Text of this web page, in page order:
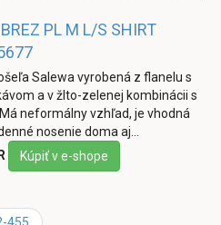
PL M L/S SHIRT
Salewa vyrobená z flanelu s
a v žlto-zelenej kombinácii s
neformálny vzhľad, je vhodná
nosenie doma aj…
Kúpiť v e-shope